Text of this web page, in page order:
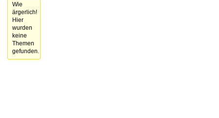
Wie
ärgerlich!
Hier
wurden
keine
Themen
gefunden.